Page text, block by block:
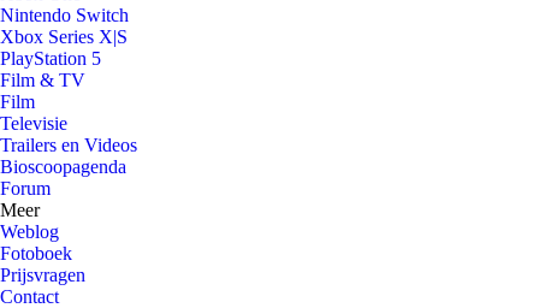
Nintendo Switch
Xbox Series X|S
PlayStation 5
Film & TV
Film
Televisie
Trailers en Videos
Bioscoopagenda
Forum
Meer
Weblog
Fotoboek
Prijsvragen
Contact